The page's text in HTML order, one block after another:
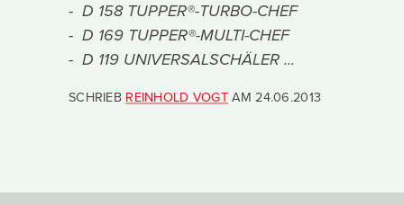
- D 158 TUPPER®-TURBO-CHEF
- D 169 TUPPER®-MULTI-CHEF
- D 119 UNIVERSALSCHÄLER ...
SCHRIEB REINHOLD VOGTAM24.06.2013